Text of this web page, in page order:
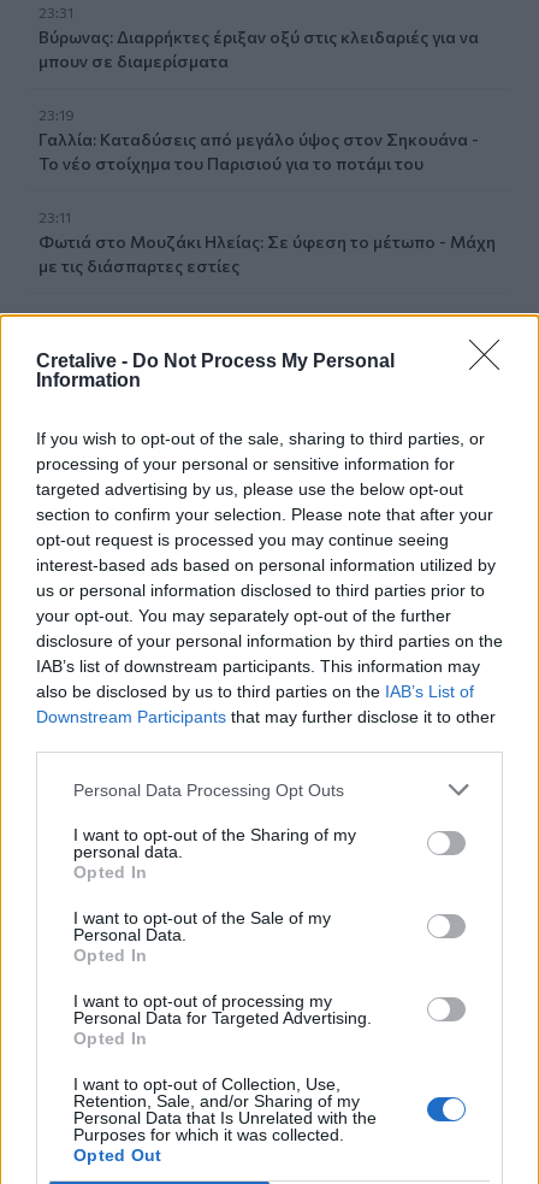
Cretalive - Do Not Process My Personal
Information
If you wish to opt-out of the sale, sharing to third parties, or
processing of your personal or sensitive information for
targeted advertising by us, please use the below opt-out
section to confirm your selection. Please note that after your
opt-out request is processed you may continue seeing
interest-based ads based on personal information utilized by
us or personal information disclosed to third parties prior to
your opt-out. You may separately opt-out of the further
disclosure of your personal information by third parties on the
IAB’s list of downstream participants. This information may
also be disclosed by us to third parties on the IAB’s List of
Downstream Participants that may further disclose it to other
Personal Data Processing Opt Outs
I want to opt-out of the Sharing of my
personal data.
Opted In
I want to opt-out of the Sale of my
Personal Data.
Opted In
I want to opt-out of processing my
Personal Data for Targeted Advertising.
Opted In
I want to opt-out of Collection, Use,
Retention, Sale, and/or Sharing of my
Personal Data that Is Unrelated with the
Purposes for which it was collected.
Opted Out
23:31
Βύρωνας: Διαρρήκτες έριξαν οξύ στις κλειδαριές για να
μπουν σε διαμερίσματα
23:19
Γαλλία: Καταδύσεις από μεγάλο ύψος στον Σηκουάνα -
Το νέο στοίχημα του Παρισιού για το ποτάμι του
23:11
Φωτιά στο Μουζάκι Ηλείας: Σε ύφεση το μέτωπο - Μάχη
με τις διάσπαρτες εστίες
23:02
Ντόναλντ Τραμπ: Κρατάμε χαμηλούς τόνους με το Ιράν
22:34
ΣΥΡΙΖΑ-ΠΣ για Νίκο Καλογερόπουλο: Υπηρέτησε την
τέχνη μακριά από συμβάσεις και στερεότυπα
Challenge ανηλίκων μέσα σε δάσος στη λεωφόρο
Πεντέλης - Βάζουν φωτιά και μετά προσπαθούν να τη
σβήσουν (Βίντεο)
Bank of America: Η Gen Z αποταμιεύει λιγότερο από κάθε
άλλη γενιά, αλλά συνεχίζει να ξοδεύει
Τζόκερ: Τα αποτελέσματα της κλήρωσης
ΠΕΡΙΣΣΟΤΕΡΑ
Βύρωνας: Διαρρήκτες έριξαν οξύ στις κλειδαριές για
ΕΛΛAΔΑ 23:31